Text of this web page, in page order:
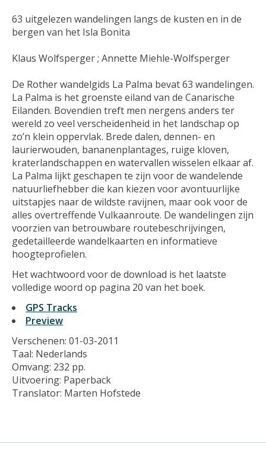
63 uitgelezen wandelingen langs de kusten en in de
bergen van het Isla Bonita
Klaus Wolfsperger ; Annette Miehle-Wolfsperger
De Rother wandelgids La Palma bevat 63 wandelingen.
La Palma is het groenste eiland van de Canarische
Eilanden. Bovendien treft men nergens anders ter
wereld zo veel verscheidenheid in het landschap op
zo’n klein oppervlak. Brede dalen, dennen- en
laurierwouden, bananenplantages, ruige kloven,
kraterlandschappen en watervallen wisselen elkaar af.
La Palma lijkt geschapen te zijn voor de wandelende
natuurliefhebber die kan kiezen voor avontuurlijke
uitstapjes naar de wildste ravijnen, maar ook voor de
alles overtreffende Vulkaanroute. De wandelingen zijn
voorzien van betrouwbare routebeschrijvingen,
gedetailleerde wandelkaarten en informatieve
hoogteprofielen.
Het wachtwoord voor de download is het laatste
volledige woord op pagina 20 van het boek.
GPS Tracks
Preview
Verschenen: 01-03-2011
Taal: Nederlands
Omvang: 232 pp.
Uitvoering: Paperback
Translator: Marten Hofstede